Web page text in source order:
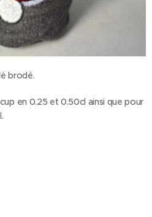
brodé.
en 0.25 et 0.50cl ainsi que pour